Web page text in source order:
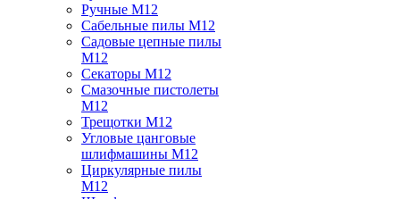
Ручные M12
Сабельные пилы M12
Садовые цепные пилы
M12
Секаторы M12
Смазочные пистолеты
M12
Трещотки M12
Угловые цанговые
шлифмашины M12
Циркулярные пилы
M12